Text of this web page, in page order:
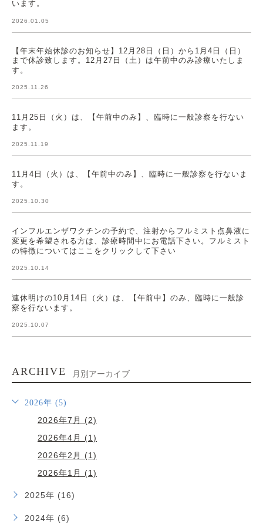
います。
2026.01.05
【年末年始休診のお知らせ】12月28日（日）から1月4日（日）
まで休診致します。12月27日（土）は午前中のみ診療いたしま
す。
2025.11.26
11月25日（火）は、【午前中のみ】、臨時に一般診察を行ない
ます。
2025.11.19
11月4日（火）は、【午前中のみ】、臨時に一般診察を行ないま
す。
2025.10.30
インフルエンザワクチンの予約で、注射からフルミスト点鼻液に
変更を希望される方は、診療時間中にお電話下さい。フルミスト
の特徴についてはここをクリックして下さい
2025.10.14
連休明けの10月14日（火）は、【午前中】のみ、臨時に一般診
察を行ないます。
2025.10.07
ARCHIVE 月別アーカイブ
2026年 (5)
2026年7月 (2)
2026年4月 (1)
2026年2月 (1)
2026年1月 (1)
2025年 (16)
2024年 (6)